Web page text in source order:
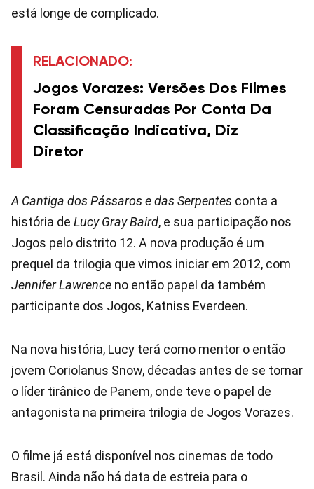
está longe de complicado.
RELACIONADO:
Jogos Vorazes: Versões Dos Filmes
Foram Censuradas Por Conta Da
Classificação Indicativa, Diz
Diretor
A Cantiga dos Pássaros e das Serpentes conta a
história de Lucy Gray Baird, e sua participação nos
Jogos pelo distrito 12. A nova produção é um
prequel da trilogia que vimos iniciar em 2012, com
Jennifer Lawrence no então papel da também
participante dos Jogos, Katniss Everdeen.
Na nova história, Lucy terá como mentor o então
jovem Coriolanus Snow, décadas antes de se tornar
o líder tirânico de Panem, onde teve o papel de
antagonista na primeira trilogia de Jogos Vorazes.
O filme já está disponível nos cinemas de todo
Brasil. Ainda não há data de estreia para o